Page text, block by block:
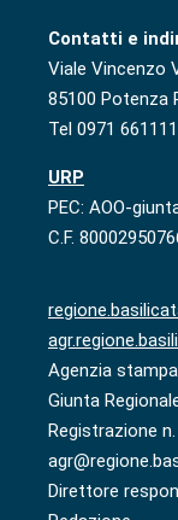
Contatti e
Viale Vincenzo
85100 Potenza
Tel 0971 661111
URP
PEC: AOO-
C.F.
Agenzia
Giunta
Registrazione
Direttore